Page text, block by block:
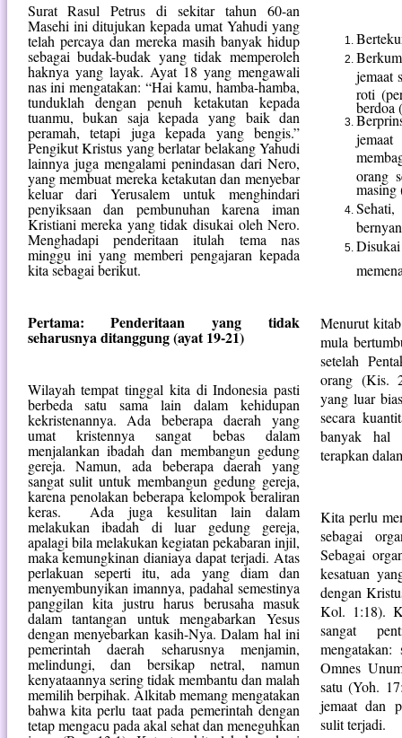
Surat Rasul Petrus di sekitar tahun 60-an
Masehi ini ditujukan kepada umat Yahudi yang
telah percaya dan mereka masih banyak hidup
sebagai budak-budak yang tidak memperoleh
haknya yang layak. Ayat 18 yang mengawali
nas ini mengatakan: “Hai kamu, hamba-hamba,
tunduklah dengan penuh ketakutan kepada
tuanmu, bukan saja kepada yang baik dan
peramah, tetapi juga kepada yang bengis.”
Pengikut Kristus yang berlatar belakang Yahudi
lainnya juga mengalami penindasan dari Nero,
yang membuat mereka ketakutan dan menyebar
keluar dari Yerusalem untuk menghindari
penyiksaan dan pembunuhan karena iman
Kristiani mereka yang tidak disukai oleh Nero.
Menghadapi penderitaan itulah tema nas
minggu ini yang memberi pengajaran kepada
kita sebagai berikut.
Pertama: Penderitaan yang tidak
seharusnya ditanggung (ayat 19-21)
Wilayah tempat tinggal kita di Indonesia pasti
berbeda satu sama lain dalam kehidupan
kekristenannya. Ada beberapa daerah yang
umat kristennya sangat bebas dalam
menjalankan ibadah dan membangun gedung
gereja. Namun, ada beberapa daerah yang
sangat sulit untuk membangun gedung gereja,
karena penolakan beberapa kelompok beraliran
keras.
Ada juga kesulitan lain dalam
melakukan ibadah di luar gedung gereja,
apalagi bila melakukan kegiatan pekabaran injil,
maka kemungkinan dianiaya dapat terjadi. Atas
perlakuan seperti itu, ada yang diam dan
menyembunyikan imannya, padahal semestinya
panggilan kita justru harus berusaha masuk
dalam tantangan untuk mengabarkan Yesus
dengan menyebarkan kasih-Nya. Dalam hal ini
pemerintah daerah seharusnya menjamin,
melindungi, dan bersikap netral, namun
kenyataannya sering tidak membantu dan malah
memilih berpihak. Alkitab memang mengatakan
bahwa kita perlu taat pada pemerintah dengan
tetap mengacu pada akal sehat dan meneguhkan
jemaat
roti
berdoa
orang
masing
Menurut
mula
setelah
orang (Kis.
yang luar
secara
banyak hal
terapkan
Kita perlu
sebagai
Sebagai
kesatuan
dengan
Kol. 1:18).
sangat
Omnes
satu (Yoh.
jemaat dan
sulit terjadi.